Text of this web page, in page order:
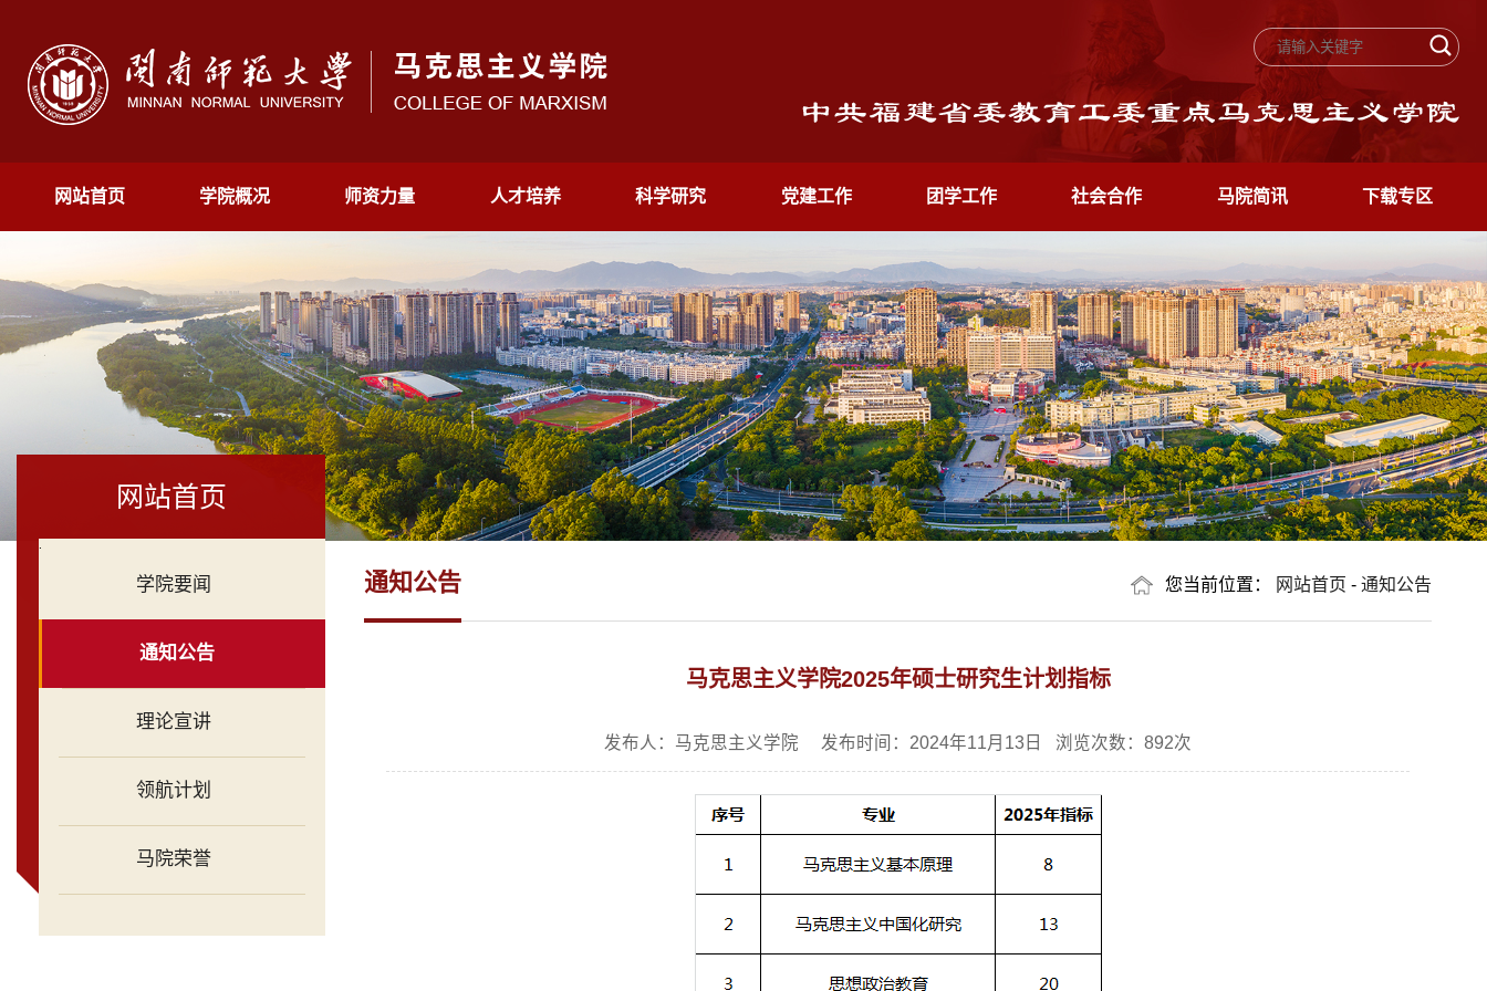
网站首页 学院概况 师资力量 人才培养 科学研究 党建工作 团学工作 社会合作 马院简讯 下载专区
网站首页
.
学院要闻
通知公告
理论宣讲
领航计划
马院荣誉
您当前位置： 网站首页 - 通知公告
通知公告
马克思主义学院2025年硕士研究生计划指标
发布人：马克思主义学院 发布时间：2024年11月13日 浏览次数： 892次